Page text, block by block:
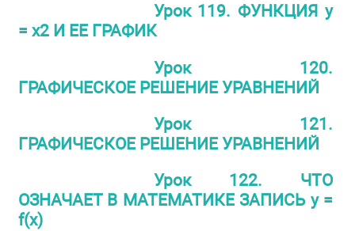
Урок 119. ФУНКЦИЯ у
= х2 И ЕЕ ГРАФИК
Урок 120.
ГРАФИЧЕСКОЕ РЕШЕНИЕ УРАВНЕНИЙ
Урок 121.
ГРАФИЧЕСКОЕ РЕШЕНИЕ УРАВНЕНИЙ
Урок 122. ЧТО
ОЗНАЧАЕТ В МАТЕМАТИКЕ ЗАПИСЬ y =
f(x)